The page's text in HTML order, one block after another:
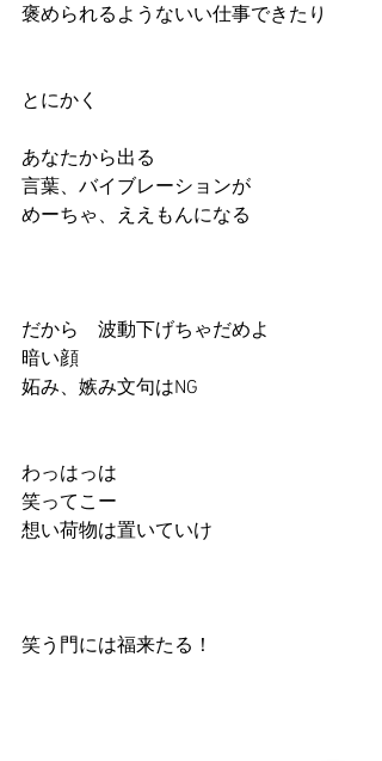
褒められるようないい仕事できたり
とにかく
あなたから出る
言葉、バイブレーションが
めーちゃ、ええもんになる
だから　波動下げちゃだめよ
暗い顔
妬み、嫉み文句はNG
わっはっは
笑ってこー
想い荷物は置いていけ
笑う門には福来たる！